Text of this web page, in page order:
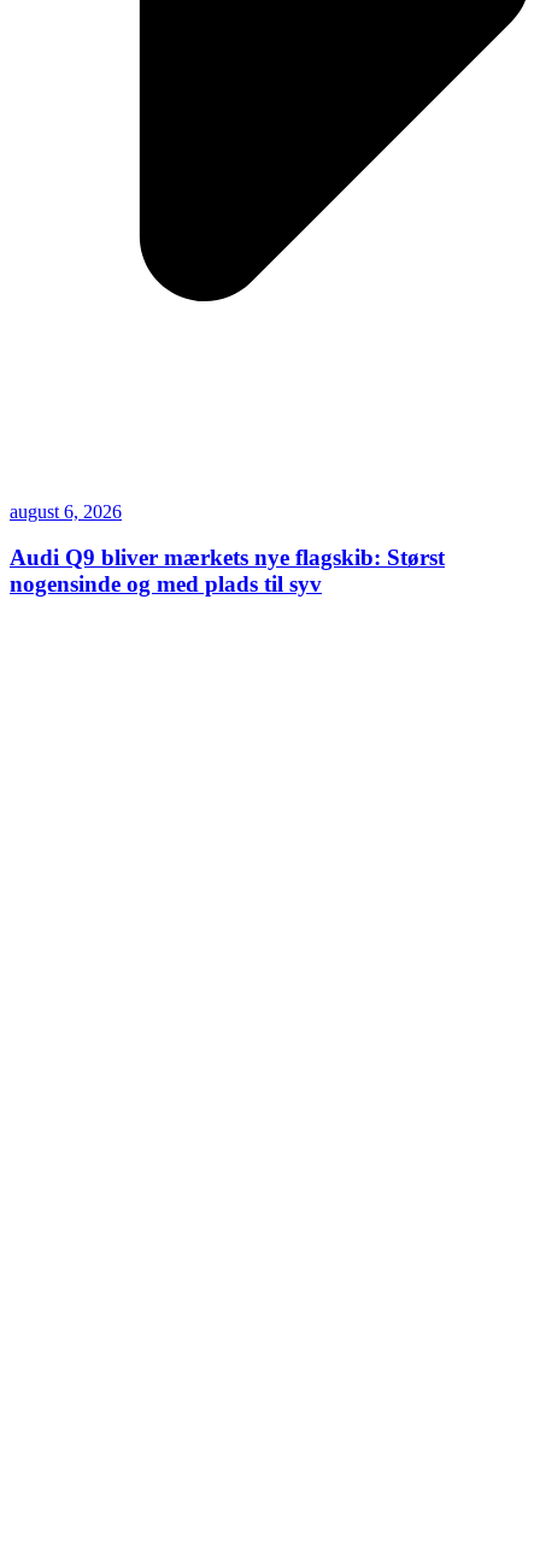
august 6, 2026
Audi Q9 bliver mærkets nye flagskib: Størst
nogensinde og med plads til syv